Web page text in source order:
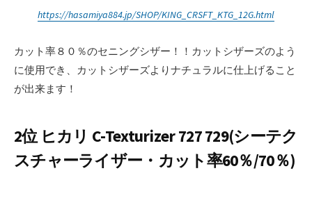
https://hasamiya884.jp/SHOP/KING_CRSFT_KTG_12G.html
カット率８０％のセニングシザー！！カットシザーズのよう
に使用でき、カットシザーズよりナチュラルに仕上げること
が出来ます！
2位 ヒカリ C-Texturizer 727 729(シーテク
スチャーライザー・カット率60％/70％)